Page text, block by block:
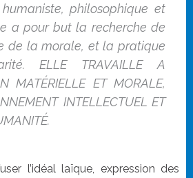
philosophique et
a pour but la recherche de
de la morale, et la pratique
ELLE TRAVAILLE A
MATÉRIELLE ET MORALE,
INTELLECTUEL ET
l’idéal laïque, expression des